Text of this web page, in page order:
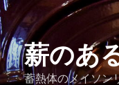
薪のあ
蓄熱体のメイソン